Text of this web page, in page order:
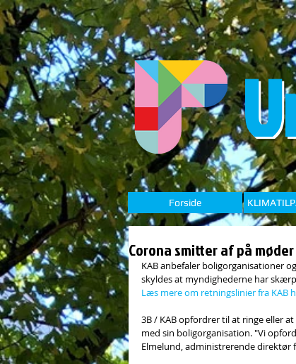
Forside
Corona smitter af på
KAB anbefaler boligorganisationer
skyldes at myndighederne har
Læs mere om retningslinier fra KAB
3B / KAB opfordrer til at ringe eller
med sin boligorganisation. "Vi
Elmelund, administrerende direktør